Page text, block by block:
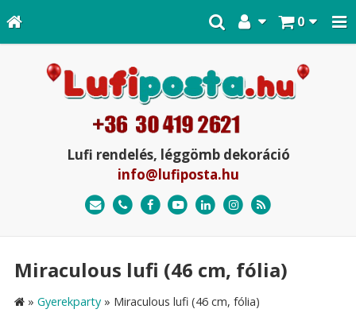
0
Lufi rendelés, léggömb dekoráció
info@lufiposta.hu
Miraculous lufi (46 cm, fólia)
» Gyerekparty » Miraculous lufi (46 cm, fólia)